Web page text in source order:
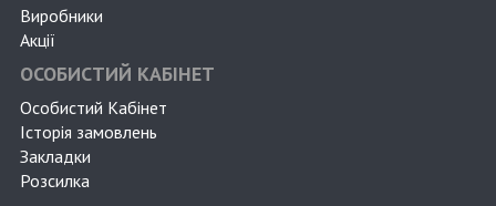
Виробники
Акції
ОСОБИСТИЙ КАБІНЕТ
Особистий Кабінет
Історія замовлень
Закладки
Розсилка